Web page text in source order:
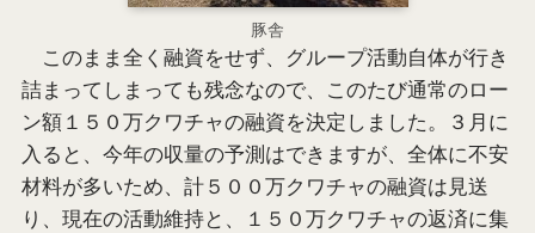
豚舎
このまま全く融資をせず、グループ活動自体が行き
詰まってしまっても残念なので、このたび通常のロー
ン額１５０万クワチャの融資を決定しました。３月に
入ると、今年の収量の予測はできますが、全体に不安
材料が多いため、計５００万クワチャの融資は見送
り、現在の活動維持と、１５０万クワチャの返済に集